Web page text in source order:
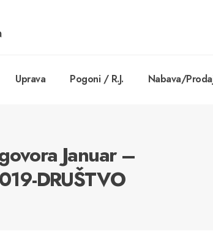
Uprava Pogoni / R.J. Nabava/
Januar –
DRUŠTVO